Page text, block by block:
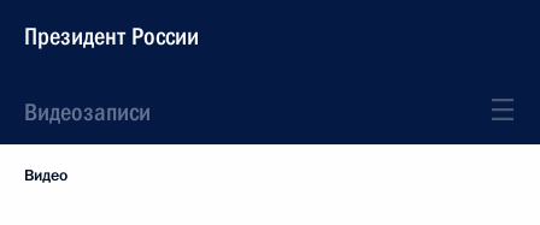
Президент России
Видеозаписи
Видео